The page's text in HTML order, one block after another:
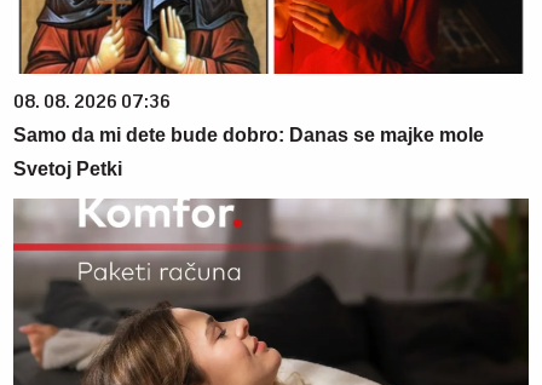
08. 08. 2026 07:36
Samo da mi dete bude dobro: Danas se majke mole
Svetoj Petki